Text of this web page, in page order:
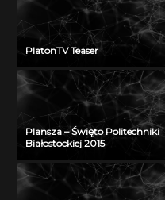
PlatonTV Teaser
Plansza – Święto Politechniki
Białostockiej 2015